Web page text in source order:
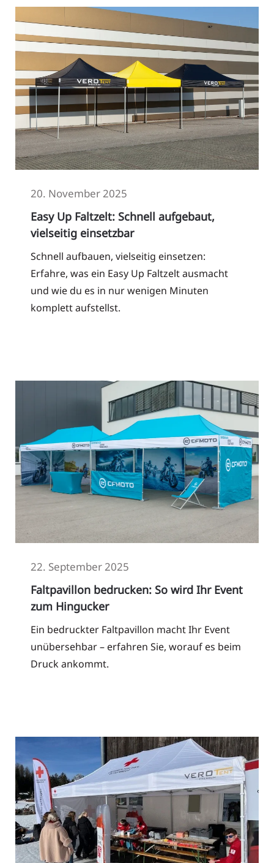
20. November 2025
Easy Up Faltzelt: Schnell aufgebaut,
vielseitig einsetzbar
Schnell aufbauen, vielseitig einsetzen:
Erfahre, was ein Easy Up Faltzelt ausmacht
und wie du es in nur wenigen Minuten
komplett aufstellst.
22. September 2025
Faltpavillon bedrucken: So wird Ihr Event
zum Hingucker
Ein bedruckter Faltpavillon macht Ihr Event
unübersehbar – erfahren Sie, worauf es beim
Druck ankommt.